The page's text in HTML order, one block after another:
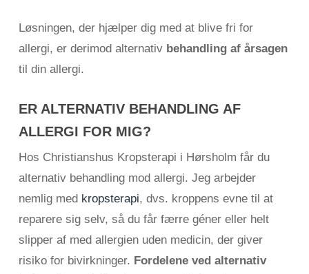
Løsningen, der hjælper dig med at blive fri for
allergi, er derimod alternativ behandling af årsagen
til din allergi.
ER ALTERNATIV BEHANDLING AF
ALLERGI FOR MIG?
Hos Christianshus Kropsterapi i Hørsholm får du
alternativ behandling mod allergi. Jeg arbejder
nemlig med kropsterapi, dvs. kroppens evne til at
reparere sig selv, så du får færre géner eller helt
slipper af med allergien uden medicin, der giver
risiko for bivirkninger. Fordelene ved alternativ